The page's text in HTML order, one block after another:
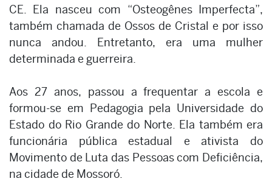
CE. Ela nasceu com “Osteogênes Imperfecta”,
também chamada de Ossos de Cristal e por isso
nunca andou. Entretanto, era uma mulher
determinada e guerreira.
Aos 27 anos, passou a frequentar a escola e
formou-se em Pedagogia pela Universidade do
Estado do Rio Grande do Norte. Ela também era
funcionária pública estadual e ativista do
Movimento de Luta das Pessoas com Deficiência,
na cidade de Mossoró.